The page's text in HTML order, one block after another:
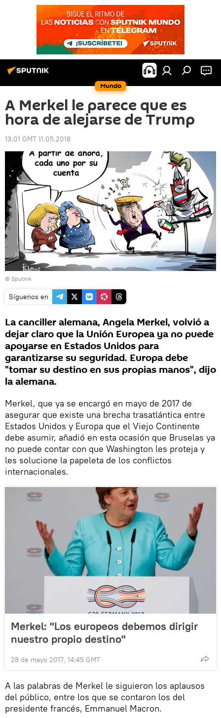
Mundo
A Merkel le parece que es
hora de alejarse de Trump
13:01 GMT 11.05.2018
© Sputnik
Síguenos en
La canciller alemana, Angela Merkel, volvió a
dejar claro que la Unión Europea ya no puede
apoyarse en Estados Unidos para
garantizarse su seguridad. Europa debe
"tomar su destino en sus propias manos", dijo
la alemana.
Merkel, que ya se encargó en mayo de 2017 de
asegurar que existe una brecha trasatlántica entre
Estados Unidos y Europa que el Viejo Continente
debe asumir, añadió en esta ocasión que Bruselas ya
no puede contar con que Washington les proteja y
les solucione la papeleta de los conflictos
internacionales.
Merkel: "Los europeos debemos dirigir
nuestro propio destino"
28 de mayo 2017, 14:45 GMT
A las palabras de Merkel le siguieron los aplausos
del público, entre los que se contaron los del
presidente francés, Emmanuel Macron.